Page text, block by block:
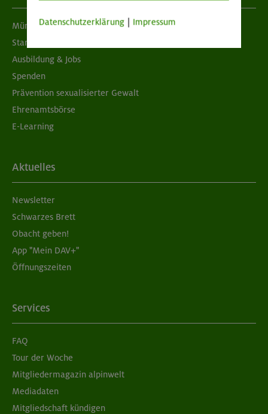
München & Oberland
Standorte
Ausbildung & Jobs
Spenden
Prävention sexualisierter Gewalt
Ehrenamtsbörse
E-Learning
Aktuelles
Newsletter
Schwarzes Brett
Obacht geben!
App "Mein DAV+"
Öffnungszeiten
Services
FAQ
Tour der Woche
Mitgliedermagazin alpinwelt
Mediadaten
Mitgliedschaft kündigen
Datenschutzerklärung Impressum